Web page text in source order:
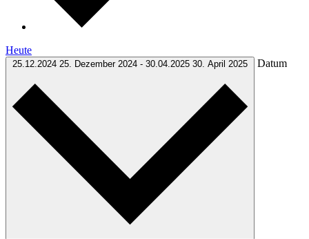
Heute
25.12.2024 25. Dezember 2024 - 30.04.2025 30. April 2025 Datum